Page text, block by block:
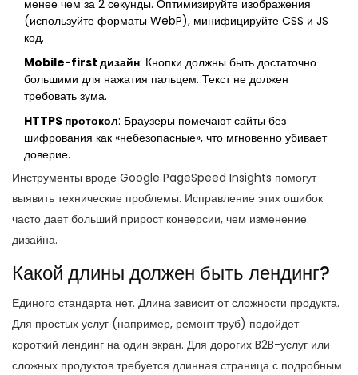
менее чем за 2 секунды. Оптимизируйте изображения
(используйте форматы WebP), минифицируйте CSS и JS
код.
Mobile-first дизайн: Кнопки должны быть достаточно
большими для нажатия пальцем. Текст не должен
требовать зума.
HTTPS протокол: Браузеры помечают сайты без
шифрования как «небезопасные», что мгновенно убивает
доверие.
Инструменты вроде Google PageSpeed Insights помогут
выявить технические проблемы. Исправление этих ошибок
часто дает больший прирост конверсии, чем изменение
дизайна.
Какой длины должен быть лендинг?
Единого стандарта нет. Длина зависит от сложности продукта.
Для простых услуг (например, ремонт труб) подойдет
короткий лендинг на один экран. Для дорогих B2B-услуг или
сложных продуктов требуется длинная страница с подробным